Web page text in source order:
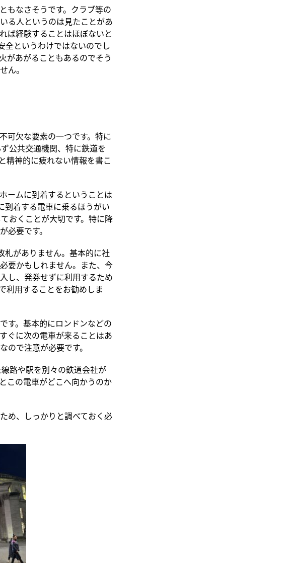
もなさそうです。クラブ等の
る人というのは見たことがあ
ば経験することはほぼないと
全というわけではないのでし
があがることもあるのでそう
ん。
可欠な要素の一つです。特に
公共交通機関、特に鉄道を
精神的に疲れない情報を書こ
ームに到着するということは
到着する電車に乗るほうがい
おくことが大切です。特に降
必要です。
札がありません。基本的に社
要かもしれません。また、今
し、発券せずに利用するため
利用することをお勧めしま
す。基本的にロンドンなどの
ぐに次の電車が来ることはあ
ので注意が必要です。
路や駅を別々の鉄道会社が
この電車がどこへ向かうのか
め、しっかりと調べておく必